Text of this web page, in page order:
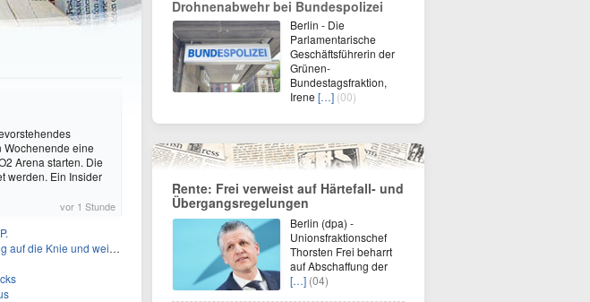
eine
Arena starten. Die
werden. Ein Insider
vor 1 Stunde
die Knie und weinte'
Drohnenabwehr bei Bundespolizei
Berlin - Die
Parlamentarische
Geschäftsführerin der
Grünen-
Bundestagsfraktion,
Irene […] (00)
Rente: Frei verweist auf Härtefall- und
Übergangsregelungen
Berlin (dpa) -
Unionsfraktionschef
Thorsten Frei beharrt
auf Abschaffung der
[…] (04)